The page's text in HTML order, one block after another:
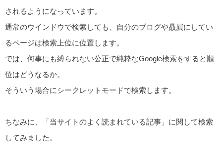
されるようになっています。
通常のウインドウで検索しても、自分のブログや贔屓にしてい
るページは検索上位に位置します。
では、何事にも縛られない公正で純粋なGoogle検索をすると順
位はどうなるか。
そういう場合にシークレットモードで検索します。
ちなみに、「当サイトのよく読まれている記事」に関して検索
してみました。